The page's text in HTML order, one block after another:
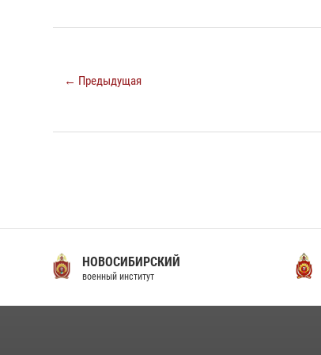
← Предыдущая
НОВОСИБИРСКИЙ
военный институт